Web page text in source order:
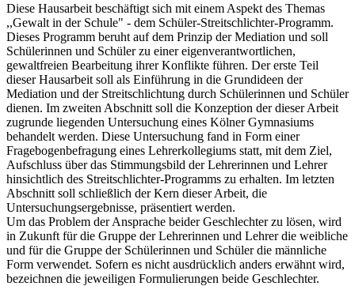
Diese Hausarbeit beschäftigt sich mit einem Aspekt des Themas
,,Gewalt in der Schule" - dem Schüler-Streitschlichter-Programm.
Dieses Programm beruht auf dem Prinzip der Mediation und soll
Schülerinnen und Schüler zu einer eigenverantwortlichen,
gewaltfreien Bearbeitung ihrer Konflikte führen. Der erste Teil
dieser Hausarbeit soll als Einführung in die Grundideen der
Mediation und der Streitschlichtung durch Schülerinnen und Schüler
dienen. Im zweiten Abschnitt soll die Konzeption der dieser Arbeit
zugrunde liegenden Untersuchung eines Kölner Gymnasiums
behandelt werden. Diese Untersuchung fand in Form einer
Fragebogenbefragung eines Lehrerkollegiums statt, mit dem Ziel,
Aufschluss über das Stimmungsbild der Lehrerinnen und Lehrer
hinsichtlich des Streitschlichter-Programms zu erhalten. Im letzten
Abschnitt soll schließlich der Kern dieser Arbeit, die
Untersuchungsergebnisse, präsentiert werden.
Um das Problem der Ansprache beider Geschlechter zu lösen, wird
in Zukunft für die Gruppe der Lehrerinnen und Lehrer die weibliche
und für die Gruppe der Schülerinnen und Schüler die männliche
Form verwendet. Sofern es nicht ausdrücklich anders erwähnt wird,
bezeichnen die jeweiligen Formulierungen beide Geschlechter.